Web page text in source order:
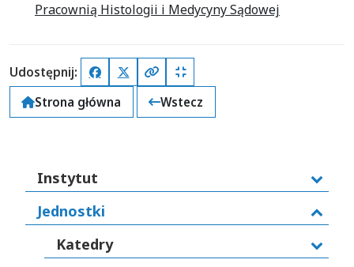
Pracownią Histologii i Medycyny Sądowej
Udostępnij: FacebookX (Twitter)
Kopiuj pełny link
Kopiuj krótki link
Strona główna
Wstecz
Instytut
Jednostki
Katedry